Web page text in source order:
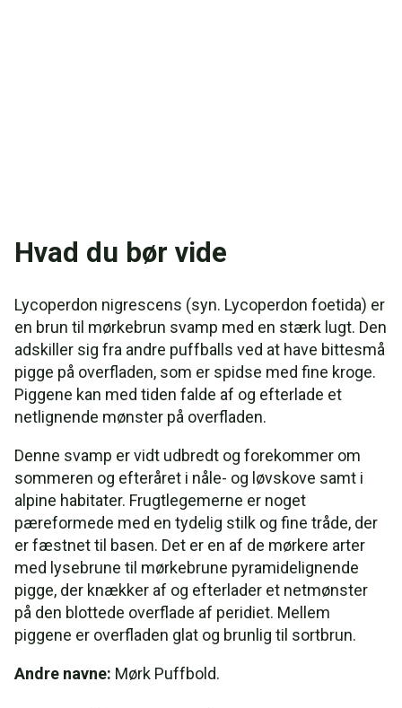
Hvad du bør vide
Lycoperdon nigrescens (syn. Lycoperdon foetida) er
en brun til mørkebrun svamp med en stærk lugt. Den
adskiller sig fra andre puffballs ved at have bittesmå
pigge på overfladen, som er spidse med fine kroge.
Piggene kan med tiden falde af og efterlade et
netlignende mønster på overfladen.
Denne svamp er vidt udbredt og forekommer om
sommeren og efteråret i nåle- og løvskove samt i
alpine habitater. Frugtlegemerne er noget
pæreformede med en tydelig stilk og fine tråde, der
er fæstnet til basen. Det er en af de mørkere arter
med lysebrune til mørkebrune pyramidelignende
pigge, der knækker af og efterlader et netmønster
på den blottede overflade af peridiet. Mellem
piggene er overfladen glat og brunlig til sortbrun.
Andre navne: Mørk Puffbold.